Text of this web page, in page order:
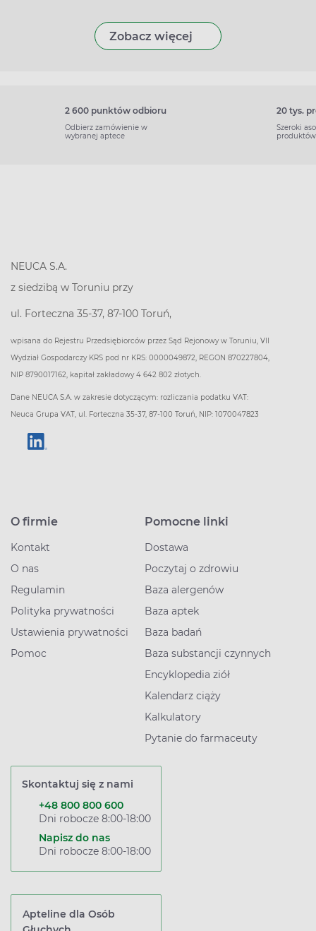
Zobacz więcej
2 600 punktów odbioru
Odbierz zamówienie w
wybranej aptece
20 tys.
Szeroki
produktów
NEUCA S.A.
z siedzibą w Toruniu przy
ul. Forteczna 35-37, 87-100 Toruń,
wpisana do Rejestru Przedsiębiorców przez Sąd Rejonowy w Toruniu, VII
Wydział Gospodarczy KRS pod nr KRS: 0000049872, REGON 870227804,
NIP 8790017162, kapitał zakładowy 4 642 802 złotych.
Dane NEUCA S.A. w zakresie dotyczącym: rozliczania podatku VAT:
Neuca Grupa VAT, ul. Forteczna 35-37, 87-100 Toruń, NIP: 1070047823
O firmie
Kontakt
O nas
Regulamin
Polityka prywatności
Ustawienia prywatności
Pomoc
Pomocne linki
Dostawa
Poczytaj o zdrowiu
Baza alergenów
Baza aptek
Baza badań
Baza substancji czynnych
Encyklopedia ziół
Kalendarz ciąży
Kalkulatory
Pytanie do farmaceuty
Skontaktuj się z nami
+48 800 800 600
Dni robocze 8:00-18:00
Napisz do nas
Dni robocze 8:00-18:00
Apteline dla Osób